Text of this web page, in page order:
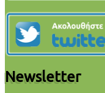
Newsletter